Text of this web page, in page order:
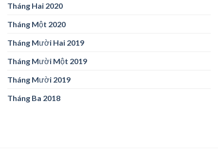
Tháng Hai 2020
Tháng Một 2020
Tháng Mười Hai 2019
Tháng Mười Một 2019
Tháng Mười 2019
Tháng Ba 2018